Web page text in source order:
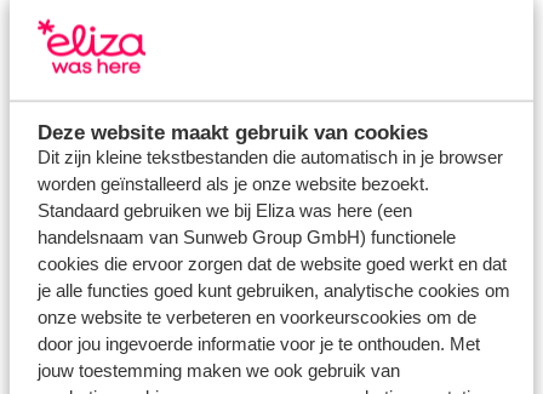
Deze website maakt gebruik van cookies
Dit zijn kleine tekstbestanden die automatisch in je browser
worden geïnstalleerd als je onze website bezoekt.
Standaard gebruiken we bij Eliza was here (een
handelsnaam van Sunweb Group GmbH) functionele
cookies die ervoor zorgen dat de website goed werkt en dat
je alle functies goed kunt gebruiken, analytische cookies om
onze website te verbeteren en voorkeurscookies om de
door jou ingevoerde informatie voor je te onthouden. Met
jouw toestemming maken we ook gebruik van
Wat is het polisnummer van mijn verzekering?
Laatst gewijzigd op Do, 5 Dec, 2024 om 5:44 PM
Hoe dien ik een claim in bij mijn verzekering?
Laatst gewijzigd op Do, 2 Okt, 2025 om 10:10 AM
Tot wanneer kan ik een annulerings- of reisverzekering
bijboeken?
Laatst gewijzigd op Do, 5 Dec, 2024 om 5:44 PM
Kan ik de verzekering nog annuleren nadat ik deze heb
geboekt?
Laatst gewijzigd op Do, 5 Dec, 2024 om 5:44 PM